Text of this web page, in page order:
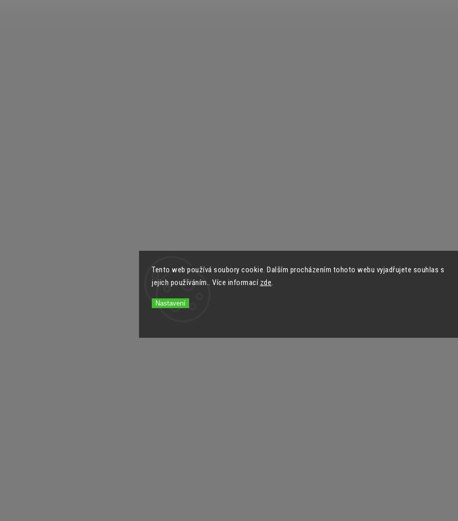
Tento web používá soubory cookie. Dalším procházením tohoto webu vyjadřujete souhlas s
jejich používáním.. Více informací zde.
Nastavení